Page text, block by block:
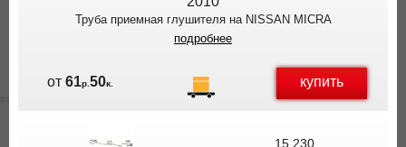
Труба приемная глушителя на NISSAN MICRA
подробнее
от61р.50к. купить
15.230